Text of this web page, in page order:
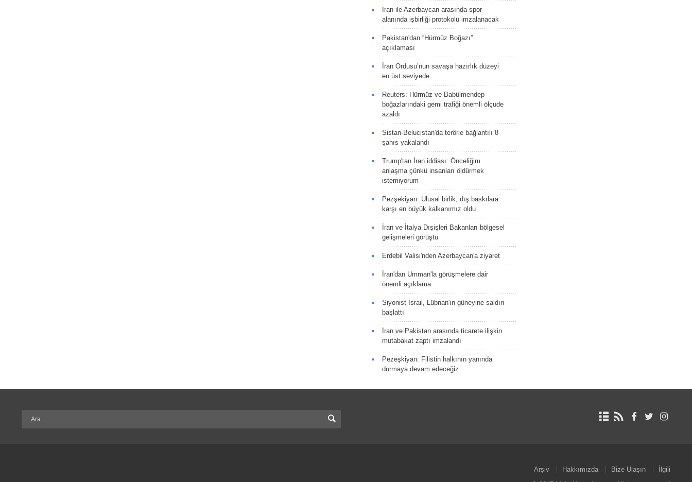
İran ile Azerbaycan arasında spor
alanında işbirliği protokolü imzalanacak
Pakistan'dan “Hürmüz Boğazı”
açıklaması
İran Ordusu’nun savaşa hazırlık düzeyi
en üst seviyede
Reuters: Hürmüz ve Babülmendep
boğazlarındaki gemi trafiği önemli ölçüde
azaldı
Sistan-Belucistan'da terörle bağlantılı 8
şahıs yakalandı
Trump'tan İran iddiası: Önceliğim
anlaşma çünkü insanları öldürmek
istemiyorum
Pezşekiyan: Ulusal birlik, dış baskılara
karşı en büyük kalkanımız oldu
İran ve İtalya Dışişleri Bakanları bölgesel
gelişmeleri görüştü
Erdebil Valisi'nden Azerbaycan'a ziyaret
İran'dan Umman'la görüşmelere dair
önemli açıklama
Siyonist İsrail, Lübnan'ın güneyine saldırı
başlattı
İran ve Pakistan arasında ticarete ilişkin
mutabakat zaptı imzalandı
Pezeşkiyan: Filistin halkının yanında
durmaya devam edeceğiz
Arşiv Hakkımızda Bize Ulaşın
İlgili